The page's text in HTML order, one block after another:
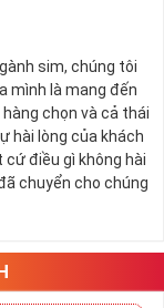
thể sắp xếp xem
lựa.
Thông thường sim giảm giá, sim số đẹp giá rẻ có mức
trị so với thông
sim mà tình
bớt kho sim số
là điều hoàn toàn
sách sim giảm
một lượt danh
sim, chúng tôi
mình là mang đến
chọn và cả thái
hài lòng của khách
cứ điều gì không hài
chuyển cho chúng